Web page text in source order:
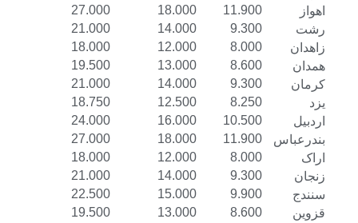
اهواز
11.900
18.000
27.000
رشت
9.300
14.000
21.000
زاهدان
8.000
12.000
18.000
همدان
8.600
13.000
19.500
کرمان
9.300
14.000
21.000
8.250
12.500
18.750
اردبیل
10.500
16.000
24.000
بندرعباس
11.900
18.000
27.000
اراک
8.000
12.000
18.000
زنجان
9.300
14.000
21.000
سنندج
9.900
15.000
22.500
قزوین
8.600
13.000
19.500